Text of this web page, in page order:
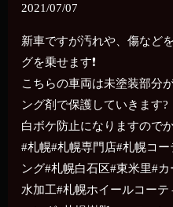
2021/07/07
新車ですが汚れや、傷など
グを乗せます❗
こちらの車両は未塗装部分
ング剤で保護していきます?
白ボケ防止になりますので
#札幌#札幌専門店#札幌コ
ング#札幌白石区#東米里#
水加工#札幌ホイールコー